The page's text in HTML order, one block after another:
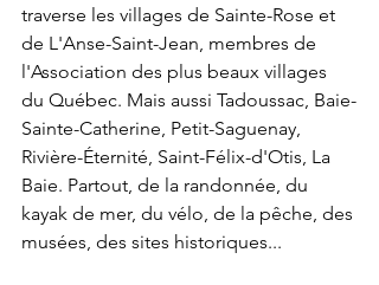
traverse les villages de Sainte-Rose et
de L'Anse-Saint-Jean, membres de
l'Association des plus beaux villages
du Québec. Mais aussi Tadoussac, Baie-
Sainte-Catherine, Petit-Saguenay,
Rivière-Éternité, Saint-Félix-d'Otis, La
Baie. Partout, de la randonnée, du
kayak de mer, du vélo, de la pêche, des
musées, des sites historiques...